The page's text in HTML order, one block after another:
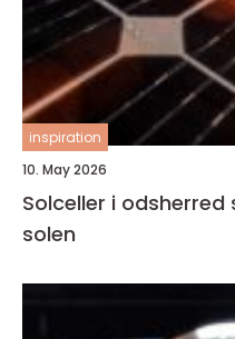
inspiration
10. May 2026
Solceller i odsherred sådan får du mest ud af
solen